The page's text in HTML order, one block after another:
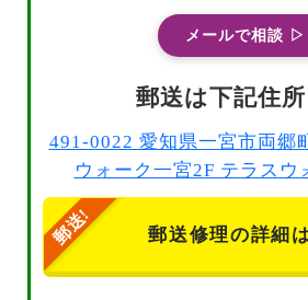
メールで相談 ▷
郵送は下記住
491-0022 愛知県一宮市両郷
ウォーク一宮2F テラスウ
郵送修理の詳細